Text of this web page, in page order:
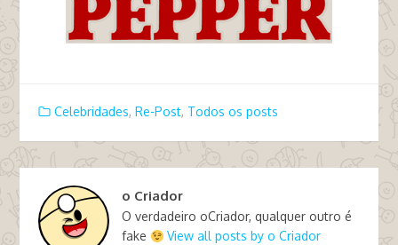
Celebridades, Re-Post, Todos os posts
o Criador
O verdadeiro oCriador, qualquer outro é
fake
View all posts by o Criador